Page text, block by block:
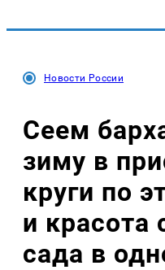
Новости России
Сеем
зиму в
круги по
и красота
сада в